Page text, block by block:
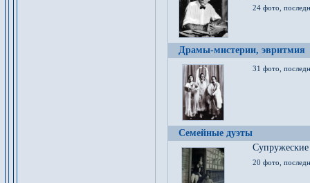
24 фото,
Драмы-мистерии, эвритмия
31 фото,
Семейные дуэты
20 фото,